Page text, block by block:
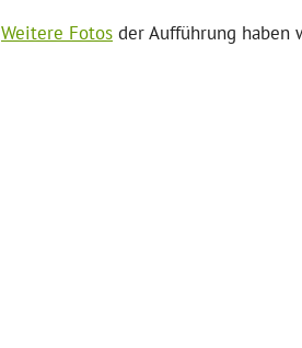
Weitere Fotos der Aufführung haben